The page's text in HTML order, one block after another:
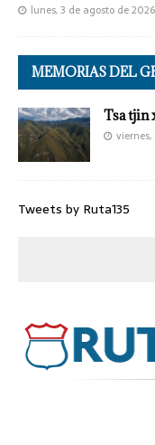
lunes, 3 de agosto de 2026
MEMORIAS DEL
Tsa tjin
viernes,
Tweets by Ruta135